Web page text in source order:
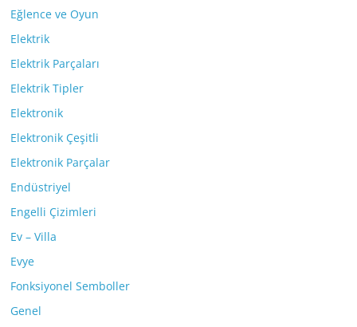
Eğlence ve Oyun
Elektrik
Elektrik Parçaları
Elektrik Tipler
Elektronik
Elektronik Çeşitli
Elektronik Parçalar
Endüstriyel
Engelli Çizimleri
Ev – Villa
Evye
Fonksiyonel Semboller
Genel